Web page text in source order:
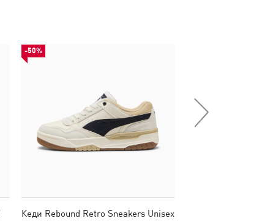
-50%
Кеди Rebound Retro Sneakers Unisex